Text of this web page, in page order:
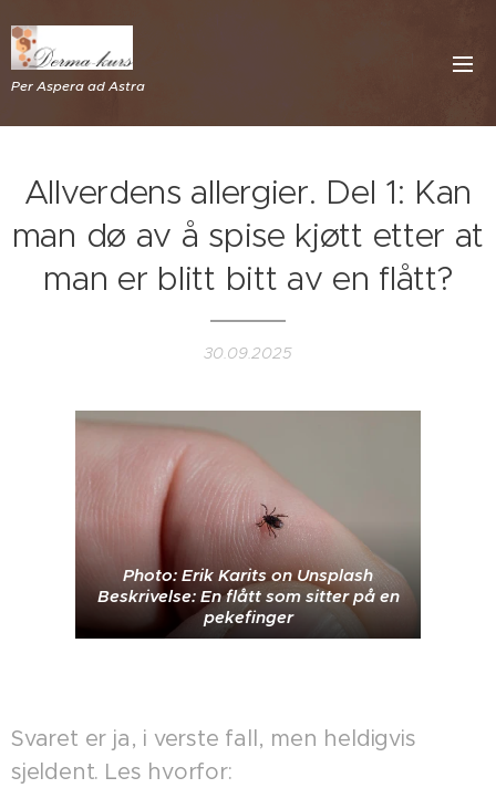
Per Aspera ad Astra
Allverdens allergier. Del 1: Kan
man dø av å spise kjøtt etter at
man er blitt bitt av en flått?
30.09.2025
Photo: Erik Karits on Unsplash
Beskrivelse: En flått som sitter på en
pekefinger
Svaret er ja, i verste fall, men heldigvis
sjeldent. Les hvorfor: